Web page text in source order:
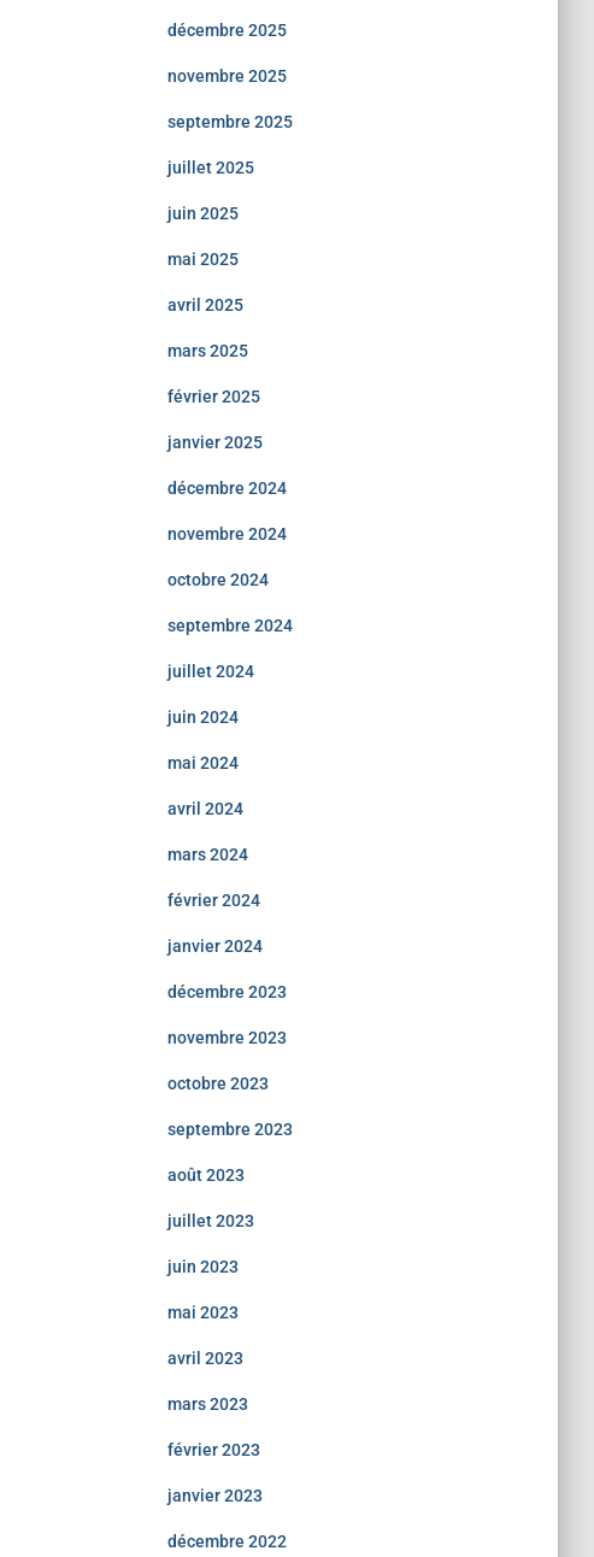
décembre 2025
novembre 2025
septembre 2025
juillet 2025
juin 2025
mai 2025
avril 2025
mars 2025
février 2025
janvier 2025
décembre 2024
novembre 2024
octobre 2024
septembre 2024
juillet 2024
juin 2024
mai 2024
avril 2024
mars 2024
février 2024
janvier 2024
décembre 2023
novembre 2023
octobre 2023
septembre 2023
août 2023
juillet 2023
juin 2023
mai 2023
avril 2023
mars 2023
février 2023
janvier 2023
décembre 2022